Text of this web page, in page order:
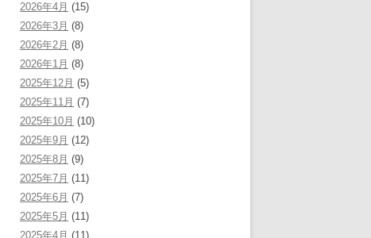
2026年4月 (15)
2026年3月 (8)
2026年2月 (8)
2026年1月 (8)
2025年12月 (5)
2025年11月 (7)
2025年10月 (10)
2025年9月 (12)
2025年8月 (9)
2025年7月 (11)
2025年6月 (7)
2025年5月 (11)
2025年4月 (11)